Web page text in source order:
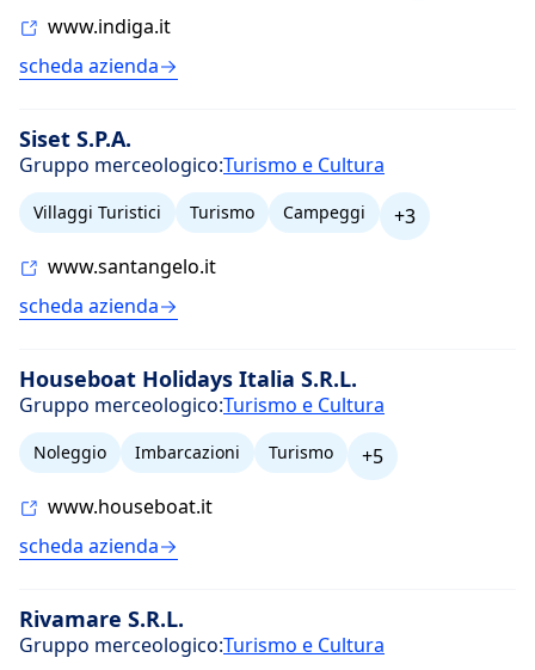
www.indiga.it
scheda azienda
Siset S.P.A.
Gruppo merceologico:Turismo e Cultura
Villaggi Turistici Turismo Campeggi
+3
www.santangelo.it
scheda azienda
Houseboat Holidays Italia S.R.L.
Gruppo merceologico:Turismo e Cultura
Noleggio Imbarcazioni Turismo
+5
www.houseboat.it
scheda azienda
Rivamare S.R.L.
Gruppo merceologico:Turismo e Cultura